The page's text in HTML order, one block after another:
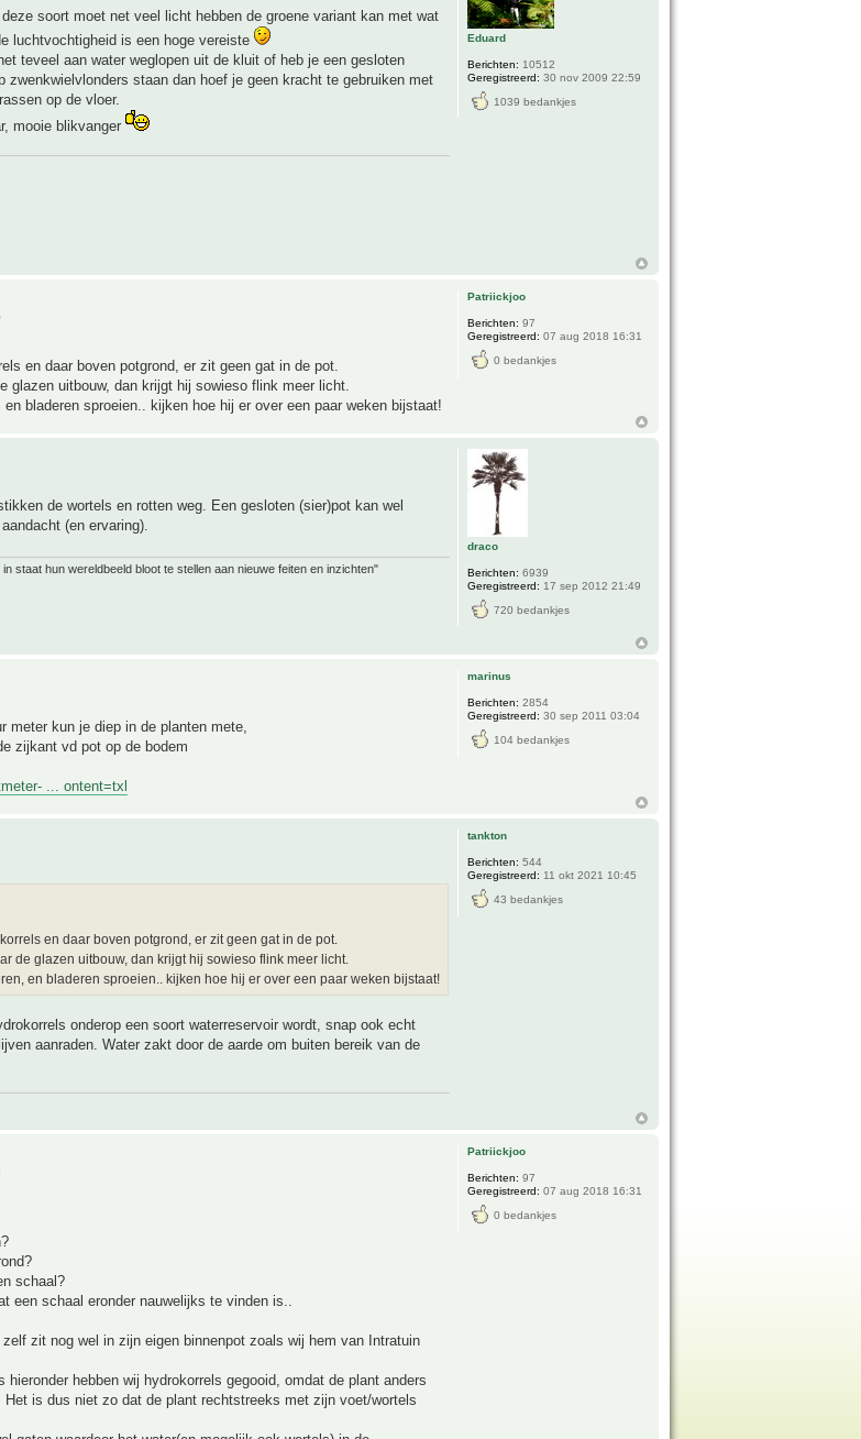
soort moet net veel licht hebben de groene variant kan met wat
luchtvochtigheid is een hoge vereiste
teveel aan water weglopen uit de kluit of heb je een gesloten
zwenkwielvlonders staan dan hoef je geen kracht te gebruiken met
op de vloer.
mooie blikvanger
Eduard
Berichten: 10512
Geregistreerd: 30 nov 2009 22:59
1039 bedankjes
en daar boven potgrond, er zit geen gat in de pot.
glazen uitbouw, dan krijgt hij sowieso flink meer licht.
bladeren sproeien.. kijken hoe hij er over een paar weken bijstaat!
Patriickjoo
Berichten: 97
Geregistreerd: 07 aug 2018 16:31
0 bedankjes
de wortels en rotten weg. Een gesloten (sier)pot kan wel
(en ervaring).
staat hun wereldbeeld bloot te stellen aan nieuwe feiten en inzichten"
draco
Berichten: 6939
Geregistreerd: 17 sep 2012 21:49
720 bedankjes
meter kun je diep in de planten mete,
zijkant vd pot op de bodem
... ontent=txl
marinus
Berichten: 2854
Geregistreerd: 30 sep 2011 03:04
104 bedankjes
en daar boven potgrond, er zit geen gat in de pot.
de glazen uitbouw, dan krijgt hij sowieso flink meer licht.
en bladeren sproeien.. kijken hoe hij er over een paar weken bijstaat!
onderop een soort waterreservoir wordt, snap ook echt
aanraden. Water zakt door de aarde om buiten bereik van de
tankton
Berichten: 544
Geregistreerd: 11 okt 2021 10:45
43 bedankjes
schaal?
een schaal eronder nauwelijks te vinden is..
zit nog wel in zijn eigen binnenpot zoals wij hem van Intratuin
hieronder hebben wij hydrokorrels gegooid, omdat de plant anders
Het is dus niet zo dat de plant rechtstreeks met zijn voet/wortels
Patriickjoo
Berichten: 97
Geregistreerd: 07 aug 2018 16:31
0 bedankjes